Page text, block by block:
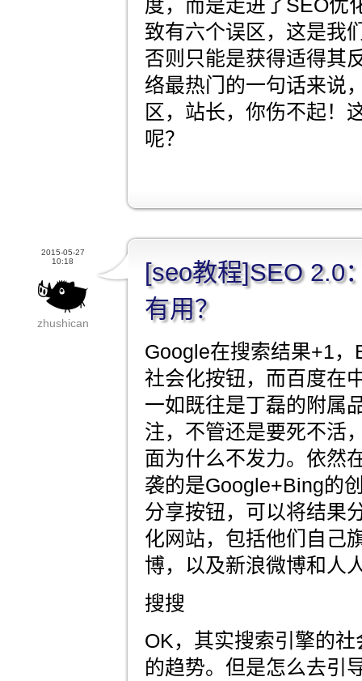
度，而是走进了SEO优
致有六个误区，这是我
否则只能是获得适得其
络最热门的一句话来说
区，站长，你伤不起！
呢？
2015-05-27
10:18
zhushican
[seo教程]SEO 2.0
有用？
Google在搜索结果+1
社会化按钮，而百度在
一如既往是丁磊的附属
注，不管还是要死不活
面为什么不发力。依然
袭的是Google+Bing的
分享按钮，可以将结果
化网站，包括他们自己
博，以及新浪微博和人
搜搜
OK，其实搜索引擎的
的趋势。但是怎么去引